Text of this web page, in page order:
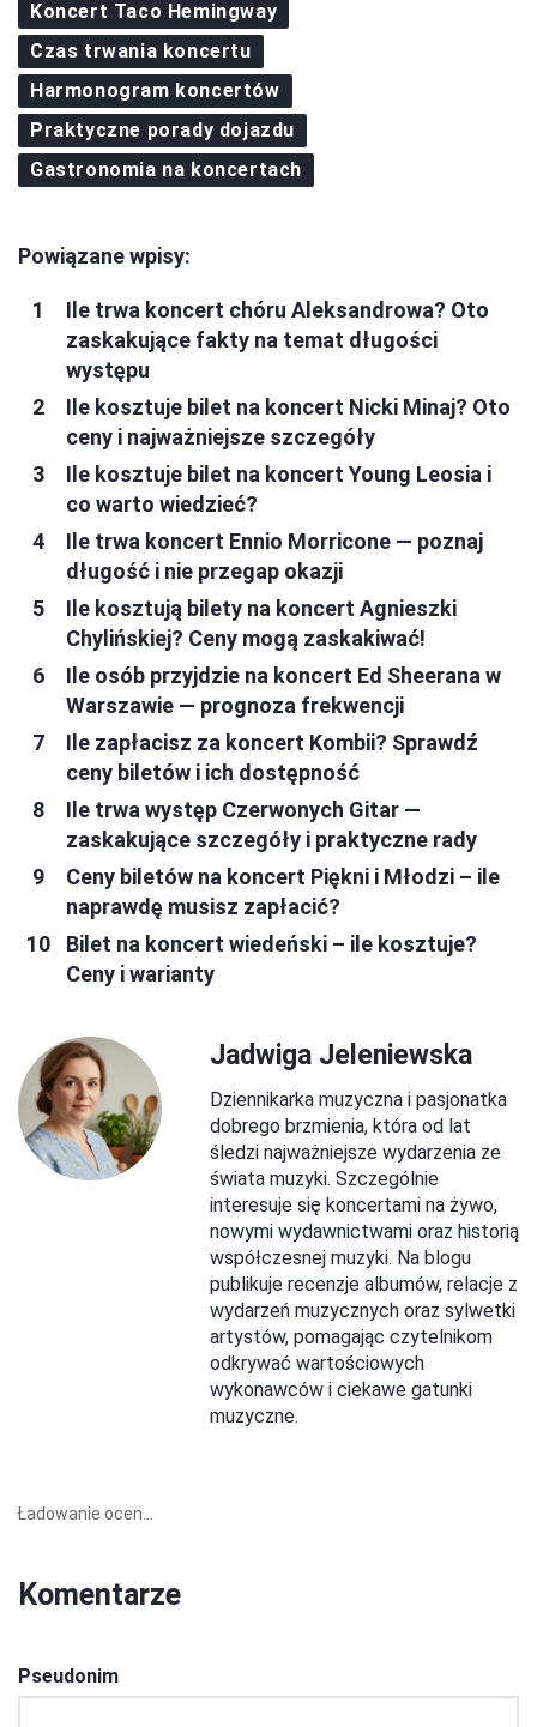
Koncert Taco Hemingway
Czas trwania koncertu
Harmonogram koncertów
Praktyczne porady dojazdu
Gastronomia na koncertach
Powiązane wpisy:
Ile trwa koncert chóru Aleksandrowa? Oto
zaskakujące fakty na temat długości
występu
Ile kosztuje bilet na koncert Nicki Minaj? Oto
ceny i najważniejsze szczegóły
Ile kosztuje bilet na koncert Young Leosia i
co warto wiedzieć?
Ile trwa koncert Ennio Morricone — poznaj
długość i nie przegap okazji
Ile kosztują bilety na koncert Agnieszki
Chylińskiej? Ceny mogą zaskakiwać!
Ile osób przyjdzie na koncert Ed Sheerana w
Warszawie — prognoza frekwencji
Ile zapłacisz za koncert Kombii? Sprawdź
ceny biletów i ich dostępność
Ile trwa występ Czerwonych Gitar —
zaskakujące szczegóły i praktyczne rady
Ceny biletów na koncert Piękni i Młodzi – ile
naprawdę musisz zapłacić?
Bilet na koncert wiedeński – ile kosztuje?
Ceny i warianty
Jadwiga Jeleniewska
Dziennikarka muzyczna i pasjonatka
dobrego brzmienia, która od lat
śledzi najważniejsze wydarzenia ze
świata muzyki. Szczególnie
interesuje się koncertami na żywo,
nowymi wydawnictwami oraz historią
współczesnej muzyki. Na blogu
publikuje recenzje albumów, relacje z
wydarzeń muzycznych oraz sylwetki
artystów, pomagając czytelnikom
odkrywać wartościowych
wykonawców i ciekawe gatunki
muzyczne.
Ładowanie ocen...
Komentarze
Pseudonim